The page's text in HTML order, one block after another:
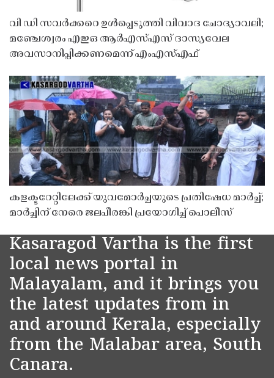
വി ഡി സവർക്കറെ ഉൾപ്പെടുത്തി വിവാദ ചോദ്യാവലി;
മഞ്ചേശ്വരം എഇഒ ആർഎസ്എസ് ദാസ്യവേല
അവസാനിപ്പിക്കണമെന്ന് എംഎസ്എഫ്
കളക്ടറേറ്റിലേക്ക് യുവമോർച്ചയുടെ പ്രതിഷേധ മാർച്ച്;
മാർച്ചിന് നേരെ ജലപീരങ്കി പ്രയോഗിച്ച് പൊലീസ്
Kasaragod Vartha is the first
local news portal in
Malayalam, and it brings you
the latest updates from in
and around Kerala, especially
from the Malabar area, South
Canara.